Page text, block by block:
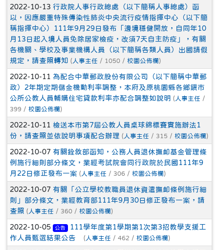
2022-10-13 行政院人事行政總處（以下簡稱人事總處）函
以，因應嚴重特殊傳染性肺炎中央流行疫情指揮中心（以下簡
稱指揮中心）111年9月29日發布「邊境穩健開放，自同年10
月13日起入境人員免除居家檢疫，改須7天自主防疫」，有關
各機關、學校及事業機構人員（以下簡稱各類人員）出國請假
規定，請查照轉知 ( 人事主任 / 1050 / 校園公佈欄 )
2022-10-11 為配合中華郵政股份有限公司（以下簡稱中華郵
政）2年期定期儲金機動利率調整，本府及原桃園縣各鄉鎮市
公所公教人員輔購住宅貸款利率亦配合調整如說明 ( 人事主任 /
399 / 校園公佈欄 )
2022-10-11 檢送本市第7屆公教人員桌球錦標賽實施辦法1
份，請查照並依說明事項配合辦理 ( 人事主任 / 315 / 校園公佈欄 )
2022-10-07 有關銓敘部函知，公務人員退休撫卹基金管理條
例施行細則部分條文，業經考試院會同行政院於民國111年9
月22日修正發布一案 ( 人事主任 / 306 / 校園公佈欄 )
2022-10-07 有關「公立學校教職員退休資遣撫卹條例施行細
則」部分條文，業經教育部111年9月30日修正發布一案，請
查照 ( 人事主任 / 360 / 校園公佈欄 )
2022-10-05 公告
111學年度第1學期第1次第3招教學支援工
作人員甄選結果公告
( 人事主任 / 462 / 校園公佈欄 )